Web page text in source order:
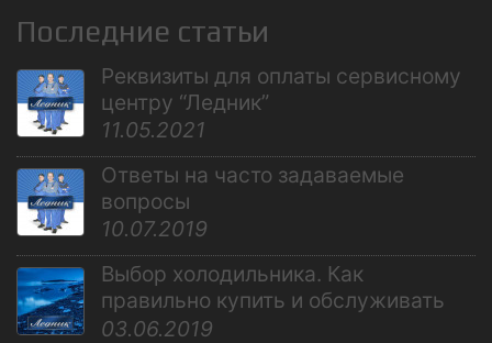
Последние статьи
Реквизиты для оплаты сервисному
центру “Ледник”
11.05.2021
Ответы на часто задаваемые
вопросы
10.07.2019
Выбор холодильника. Как
правильно купить и обслуживать
03.06.2019